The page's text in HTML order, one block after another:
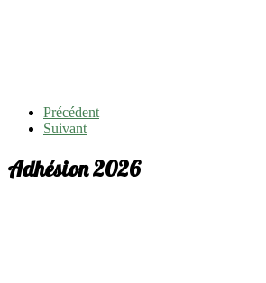
Précédent
Suivant
Adhésion 2026